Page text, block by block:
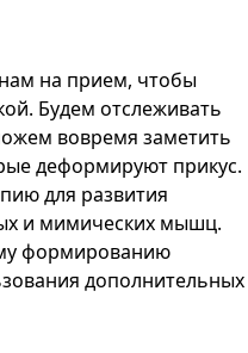
на прием, чтобы
Будем отслеживать
вовремя заметить
деформируют прикус.
для развития
и мимических мышц.
формированию
дополнительных